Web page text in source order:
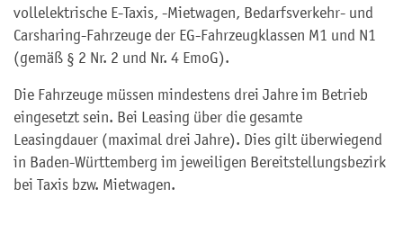
vollelektrische E-Taxis, -Mietwagen, Bedarfsverkehr- und
Carsharing-Fahrzeuge der EG-Fahrzeugklassen M1 und N1
(gemäß § 2 Nr. 2 und Nr. 4 EmoG).
Die Fahrzeuge müssen mindestens drei Jahre im Betrieb
eingesetzt sein. Bei Leasing über die gesamte
Leasingdauer (maximal drei Jahre). Dies gilt überwiegend
in Baden-Württemberg im jeweiligen Bereitstellungsbezirk
bei Taxis bzw. Mietwagen.